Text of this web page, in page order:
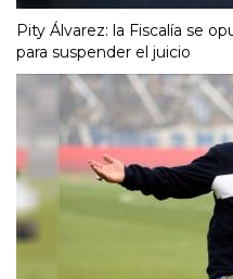
Pity Álvarez: la Fiscalía se
para suspender el juicio